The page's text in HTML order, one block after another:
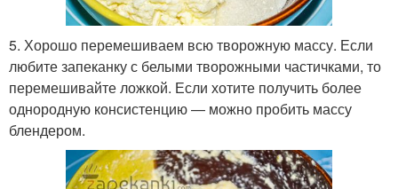
5. Хорошо перемешиваем всю творожную массу. Если
любите запеканку с белыми творожными частичками, то
перемешивайте ложкой. Если хотите получить более
однородную консистенцию — можно пробить массу
блендером.